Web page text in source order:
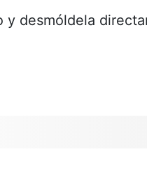
y desmóldela